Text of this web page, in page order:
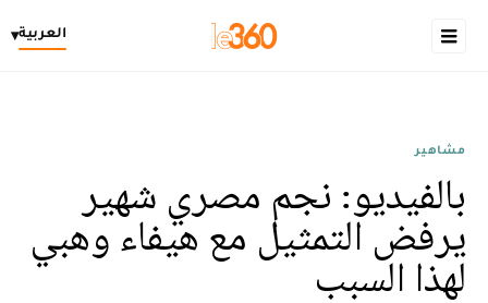
العربية▾
مشاهير
بالفيديو: نجم مصري شهير
يرفض التمثيل مع هيفاء وهبي
لهذا السبب